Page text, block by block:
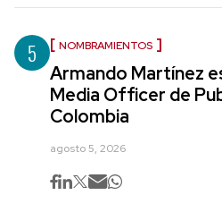
5 NOMBRAMIENTOS
Armando Martínez
Media Officer de
Colombia
agosto 5, 2026